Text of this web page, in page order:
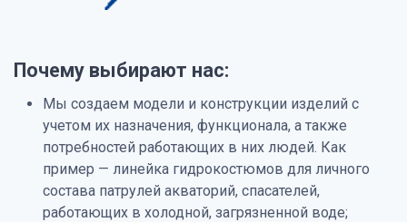
Почему выбирают нас:
Мы создаем модели и конструкции изделий с
учетом их назначения, функционала, а также
потребностей работающих в них людей. Как
пример — линейка гидрокостюмов для личного
состава патрулей акваторий, спасателей,
работающих в холодной, загрязненной воде;